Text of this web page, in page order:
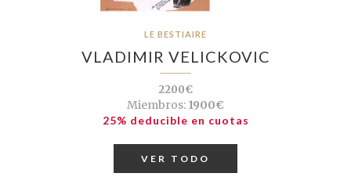
LE BESTIAIRE
VLADIMIR VELICKOVIC
2200€
Miembros: 1900€
25% deducible en cuotas
VER TODO